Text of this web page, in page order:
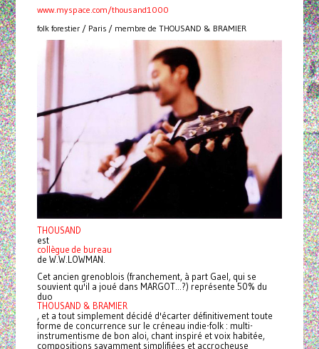
www.myspace.com/thousand1000
folk forestier / Paris / membre de THOUSAND & BRAMIER
THOUSAND
est
collègue de bureau
de W.W.LOWMAN.
Cet ancien grenoblois (franchement, à part Gael, qui se
souvient qu'il a joué dans MARGOT...?) représente 50% du
duo
THOUSAND & BRAMIER
, et a tout simplement décidé d'écarter définitivement toute
forme de concurrence sur le créneau indie-folk : multi-
instrumentisme de bon aloi, chant inspiré et voix habitée,
compositions savamment simplifiées et accrocheuse